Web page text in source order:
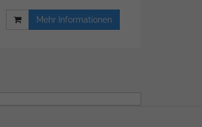
Mehr Informationen